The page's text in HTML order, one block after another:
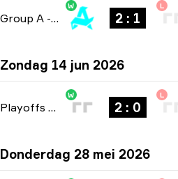
Group A - bo3
W
2 : 1
L
Zondag 14 jun 2026
Playoffs bo3
W
2 : 0
L
Donderdag 28 mei 2026